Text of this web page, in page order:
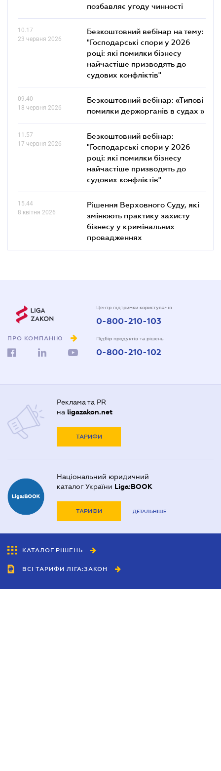
позбавляє угоду чинності
10.17
23 червня 2026
Безкоштовний вебінар на тему:
"Господарські спори у 2026
році: які помилки бізнесу
найчастіше призводять до
судових конфліктів"
09.40
18 червня 2026
Безкоштовний вебінар: «Типові
помилки держорганів в судах »
11.57
17 червня 2026
Безкоштовний вебінар:
"Господарські спори у 2026
році: які помилки бізнесу
найчастіше призводять до
судових конфліктів"
15.44
8 квітня 2026
Рішення Верховного Суду, які
змінюють практику захисту
бізнесу у кримінальних
провадженнях
ПРО КОМПАНІЮ
Центр підтримки користувачів
0-800-210-103
Підбір продуктів та рішень
0-800-210-102
Реклама та PR
на ligazakon.net
ТАРИФИ
Національний юридичний
каталог України Liga:BOOK
ТАРИФИ ДЕТАЛЬНІШЕ
КАТАЛОГ РІШЕНЬ
ВСІ ТАРИФИ ЛІГА:ЗАКОН